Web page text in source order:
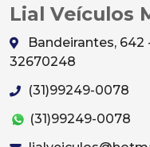
Lial Veículos
Bandeirantes, 642
32670248
(31)99249-0078
(31)99249-0078